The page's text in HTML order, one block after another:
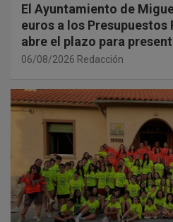
El Ayuntamiento de
euros a los
abre el plazo para
06/08/2026 Redacción